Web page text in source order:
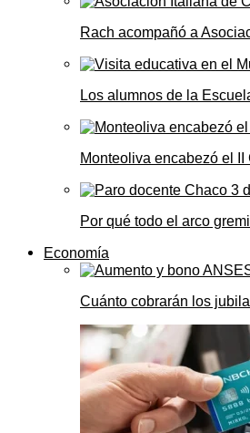
Rach acompañó a
Los alumnos de la
Monteoliva encabezó el
Por qué todo el arco
Economía
Cuánto cobrarán los